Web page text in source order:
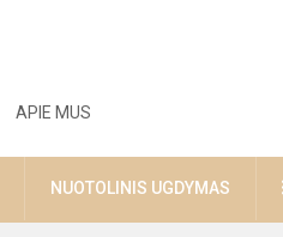
APIE MUS
NUOTOLINIS UGDYMAS